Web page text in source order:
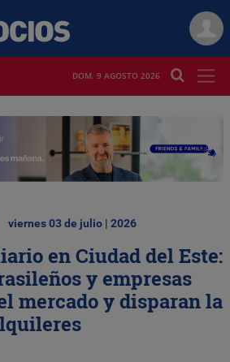
DOM. 9 AGOSTO 2026
viernes 03 de julio | 2026
en Ciudad del Este:
y empresas
mercado y disparan la